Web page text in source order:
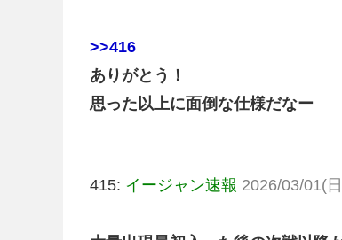
>>416
ありがとう！
思った以上に面倒な仕様だなー
415: イージャン速報 2026/03/01(